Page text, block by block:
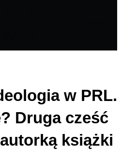
w PRL.
Druga cześć
książki